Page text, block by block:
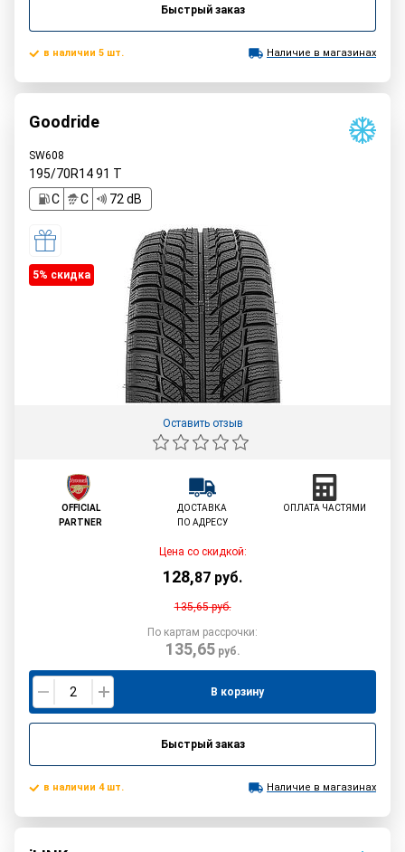
Быстрый заказ
в наличии 5 шт. Наличие в магазинах
Goodride
SW608
195/70R1491 T
C
C 72 dB
5% cкидка
Оставить отзыв
OFFICIAL
PARTNER
ДОСТАВКА
ПО АДРЕСУ
ОПЛАТА ЧАСТЯМИ
Цена со скидкой:
128,87 руб.
135,65руб.
По картам рассрочки:
135,65руб.
В корзину
Быстрый заказ
в наличии 4 шт. Наличие в магазинах